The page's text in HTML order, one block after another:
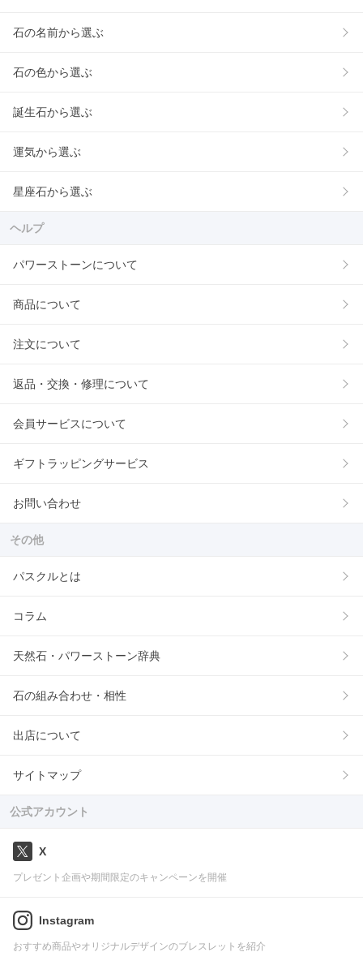
石の名前から選ぶ
石の色から選ぶ
誕生石から選ぶ
運気から選ぶ
星座石から選ぶ
ヘルプ
パワーストーンについて
商品について
注文について
返品・交換・修理について
会員サービスについて
ギフトラッピングサービス
お問い合わせ
その他
パスクルとは
コラム
天然石・パワーストーン辞典
石の組み合わせ・相性
出店について
サイトマップ
公式アカウント
X
プレゼント企画や期間限定のキャンペーンを開催
Instagram
おすすめ商品やオリジナルデザインのブレスレットを紹介